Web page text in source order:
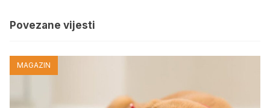
Povezane vijesti
MAGAZIN